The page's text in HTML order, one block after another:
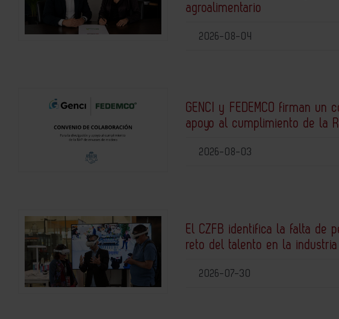
agroalimentario
2026-08-04
GENCI y FEDEMCO firman
apoyo al cumplimiento de la
2026-08-03
El CZFB identifica la falta de
reto del talento en la
2026-07-30